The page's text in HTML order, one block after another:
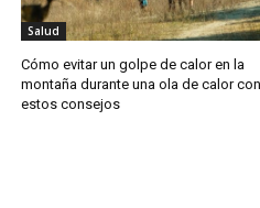
Salud
Cómo evitar un golpe de calor en la
montaña durante una ola de calor con
estos consejos